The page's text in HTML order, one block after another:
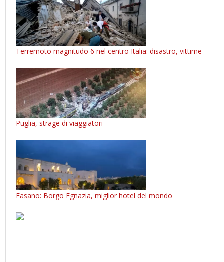
Terremoto magnitudo 6 nel centro Italia: disastro, vittime
Puglia, strage di viaggiatori
Fasano: Borgo Egnazia, miglior hotel del mondo